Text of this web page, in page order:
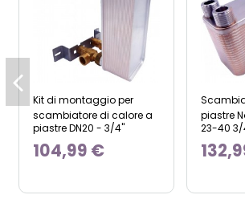
Kit di montaggio per
scambiatore di calore a
piastre DN20 - 3/4"
104,99 €
piastre
23-40 3/